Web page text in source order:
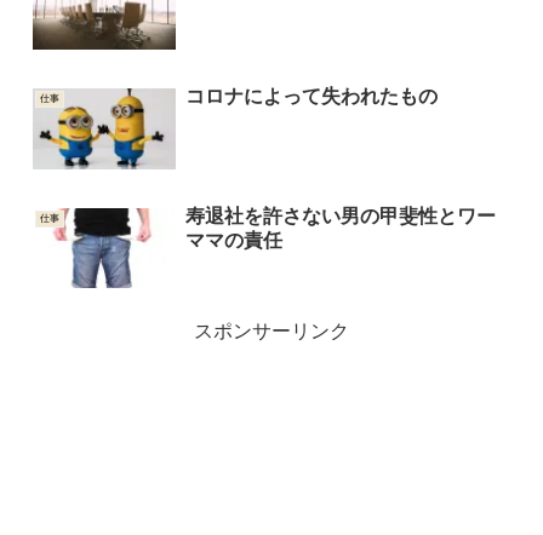
仕事 コロナによって失われたもの
仕事
寿退社を許さない男の甲斐性とワー
ママの責任
スポンサーリンク